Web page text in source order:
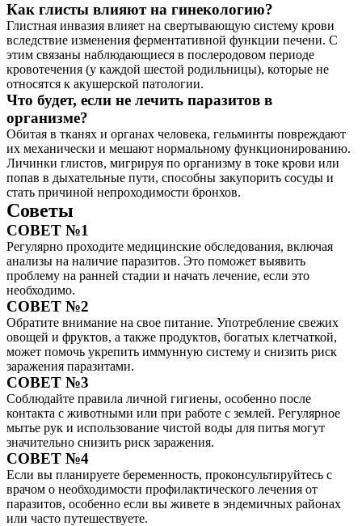
Как глисты влияют на гинекологию?
Глистная инвазия влияет на свертывающую систему крови
вследствие изменения ферментативной функции печени. С
этим связаны наблюдающиеся в послеродовом периоде
кровотечения (у каждой шестой родильницы), которые не
относятся к акушерской патологии.
Что будет, если не лечить паразитов в
организме?
Обитая в тканях и органах человека, гельминты повреждают
их механически и мешают нормальному функционированию.
Личинки глистов, мигрируя по организму в токе крови или
попав в дыхательные пути, способны закупорить сосуды и
стать причиной непроходимости бронхов.
Советы
СОВЕТ №1
Регулярно проходите медицинские обследования, включая
анализы на наличие паразитов. Это поможет выявить
проблему на ранней стадии и начать лечение, если это
необходимо.
СОВЕТ №2
Обратите внимание на свое питание. Употребление свежих
овощей и фруктов, а также продуктов, богатых клетчаткой,
может помочь укрепить иммунную систему и снизить риск
заражения паразитами.
СОВЕТ №3
Соблюдайте правила личной гигиены, особенно после
контакта с животными или при работе с землей. Регулярное
мытье рук и использование чистой воды для питья могут
значительно снизить риск заражения.
СОВЕТ №4
Если вы планируете беременность, проконсультируйтесь с
врачом о необходимости профилактического лечения от
паразитов, особенно если вы живете в эндемичных районах
или часто путешествуете.